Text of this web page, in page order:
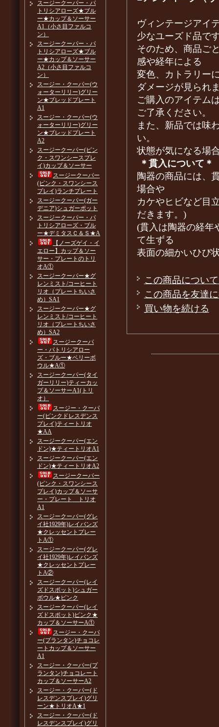
ヴィンテージアイ
少なユーズド品で
そのため、商品ご
感や経年による
変色、カトラリー
ダメージが見られ
ご購入のアイテム
ご了承ください。
また、新品では味
い。
状態が気になる場
＊貫入について＊
陶器の商品には、
場合や
カケやヒビなど目
だきます。)
(貫入は陶器の経年
て生ずる
表面の細かいひび
この商品につい
この商品を友達
買い物を続ける
スージークーパー・パ
トリシアローズ★ブル
ー★カップ＆ソーサー
A1（小さ目ファルコ
ン）
スージークーパー・パ
トリシアローズ★ブル
ー★カップ＆ソーサー
A2（小さ目ファルコ
ン）
スージー・クーパー(ウ
ォーターリリー)グリー
ン★ブレッドプレート
A1
スージー・クーパー(ウ
ォーターリリー)グリー
ン★ブレッドプレート
A2
スージークーパー(ピン
ク・スワンシースプレ
イ)カップ＆ソーサー
スージークーパー
(ピンク・スワンシース
プレイ)ランチプレート
スージークーパー(ガー
デニア)シュガーポット
スージークーパー・パ
トリシアローズ・ブル
ー★デミタスＣ＆Ｓ★A
【ノーズゲイ・イ
エロー】カップ＆ソー
サー・プレートのトリ
オA①
スージークーパー★グ
レンミスト/コーヒート
リオ（プレートちいさ
め）SA1
スージークーパー★グ
レンミスト/コーヒート
リオ（プレートちいさ
め）SA2
スージークーパ
ー・パトリシアロー
ズ・ブルー★ベリーボ
ウル★A①
スージークーパー(タイ
ガーリリー)ティーカッ
プ＆ソーサーA1(トリ
オ）
スージー・クーパ
ー(ピンクドレスデンス
プレイ)ティートリオ
★AA
スージークーパー(エン
ドン)★ティートリオA1
スージークーパー(エン
ドン)★ティートリオA2
スージークーパー
(ピンク・スワンシース
プレイ)カップ＆ソーサ
ー・プレート トリオ
A1
スージークーパー(グレ
イ社1929年)レイバンズ
★クレッセントプレー
トA①
スージークーパー(グレ
イ社1929年)レイバンズ
★クレッセントプレー
トA②
スージークーパー(レイ
ズドスポット)シュガー
ボウル★ピンク
スージークーパー(レイ
ズドスポット)ピンク★
カップ＆ソーサーA①
スージー・クーパ
ー(プランタン)チョコレ
ートカップ＆ソーサー
A1
スージー・クーパー(プ
ランタン)チョコレート
カップ＆ソーサーA2
スージー・クーパー(ド
レスデンスプレイ)グリ
ーン★トリオA★1
スージー・クーパー(ド
レスデンスプレイ)グリ